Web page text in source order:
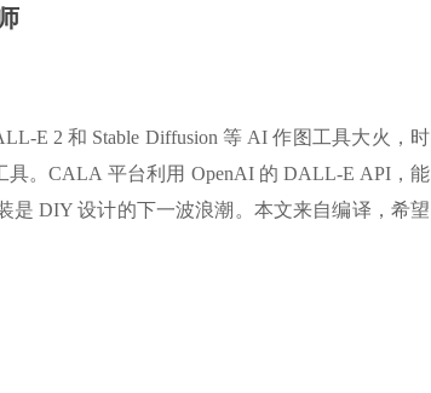
E 2 和 Stable Diffusion 等 AI 作图工具大火，时
。CALA 平台利用 OpenAI 的 DALL-E API，能
DIY 设计的下一波浪潮。本文来自编译，希望